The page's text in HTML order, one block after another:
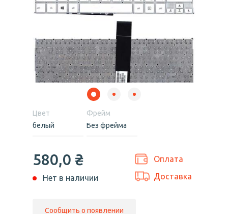
Цвет
белый
Фрейм
Без фрейма
580,0 ₴
Нет в наличии
Сообщить о появлении
Оплата
Доставка